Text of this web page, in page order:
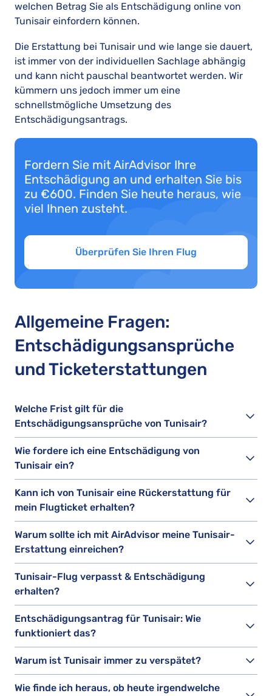
welchen Betrag Sie als Entschädigung online von
Tunisair einfordern können.
Die Erstattung bei Tunisair und wie lange sie dauert,
ist immer von der individuellen Sachlage abhängig
und kann nicht pauschal beantwortet werden. Wir
kümmern uns jedoch immer um eine
schnellstmögliche Umsetzung des
Entschädigungsantrags.
Fordern Sie mit AirAdvisor Ihre
Entschädigung an und erhalten Sie bis
zu €600. Finden Sie heute heraus, wie
viel Ihnen zusteht.
Überprüfen Sie Ihren Flug
Allgemeine Fragen:
Entschädigungsansprüche
und Ticketerstattungen
Welche Frist gilt für die
Entschädigungsansprüche von Tunisair?
Wie fordere ich eine Entschädigung von
Tunisair ein?
Kann ich von Tunisair eine Rückerstattung für
mein Flugticket erhalten?
Warum sollte ich mit AirAdvisor meine Tunisair-
Erstattung einreichen?
Tunisair-Flug verpasst & Entschädigung
erhalten?
Entschädigungsantrag für Tunisair: Wie
funktioniert das?
Warum ist Tunisair immer zu verspätet?
Wie finde ich heraus, ob heute irgendwelche